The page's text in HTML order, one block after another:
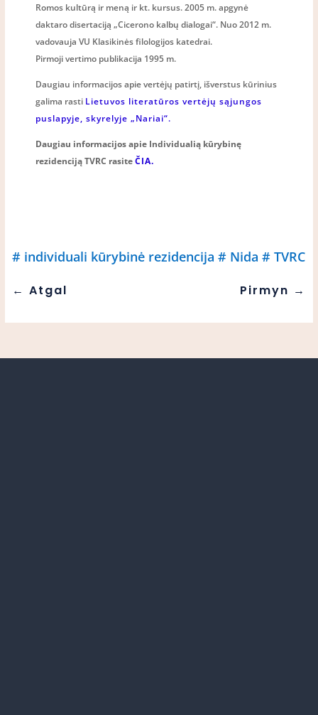
Romos kultūrą ir meną ir kt. kursus. 2005 m. apgynė
daktaro disertaciją „Cicerono kalbų dialogai“. Nuo 2012 m.
vadovauja VU Klasikinės filologijos katedrai.
Pirmoji vertimo publikacija 1995 m.
Daugiau informacijos apie vertėjų patirtį, išverstus kūrinius
galima rasti Lietuvos literatūros vertėjų sąjungos
puslapyje, skyrelyje „Nariai“.
Daugiau informacijos apie Individualią kūrybinę
rezidenciją TVRC rasiteČIA.
# individuali kūrybinė rezidencija # Nida #TVRC
← Atgal Pirmyn →